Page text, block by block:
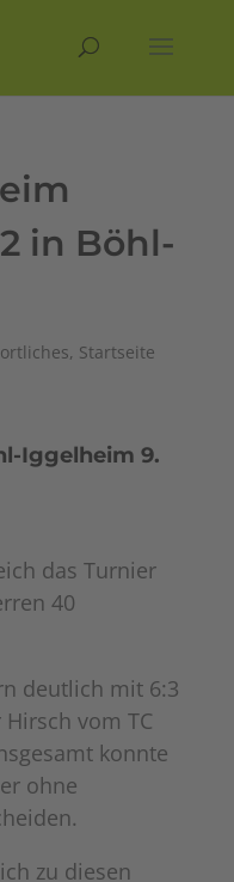
in Böhl-
, Startseite
Iggelheim 9.
das Turnier
40
deutlich mit 6:3
vom TC
konnte
ohne
zu diesen